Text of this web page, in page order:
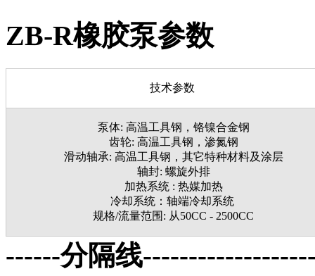
ZB-R橡胶泵参数
技术参数
泵体: 高温工具钢，铬镍合金钢
齿轮: 高温工具钢，渗氮钢
滑动轴承: 高温工具钢，其它特种材料及涂层
轴封: 螺旋外排
加热系统 : 热媒加热
冷却系统：轴端冷却系统
规格/流量范围: 从50CC - 2500CC
------分隔线